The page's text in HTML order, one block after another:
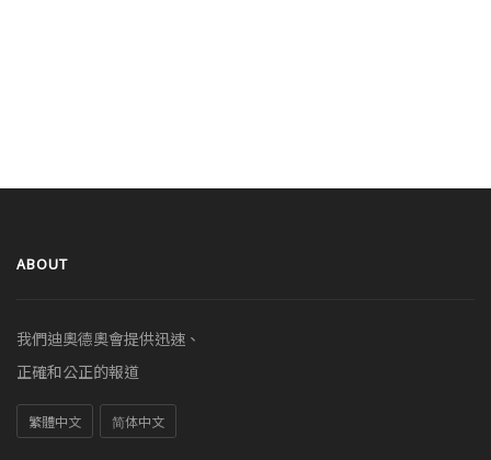
ABOUT
我們迪奧德奧會提供迅速、
正確和公正的報道
繁體中文 简体中文